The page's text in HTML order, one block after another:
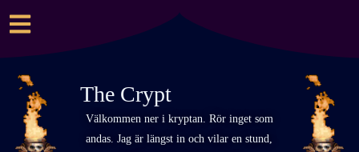
The Crypt
Välkommen ner i kryptan. Rör inget som
andas. Jag är längst in och vilar en stund,